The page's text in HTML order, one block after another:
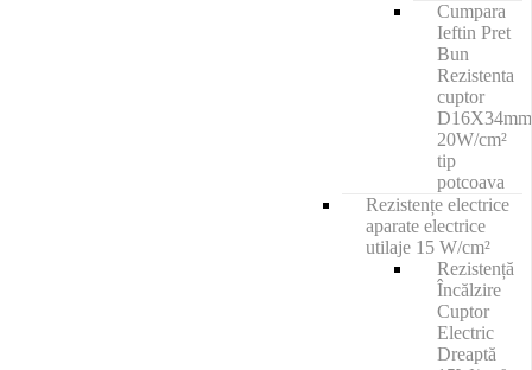
Cumpara
Ieftin Pret
Bun
Rezistenta
cuptor
D16X34mm
20W/cm²
tip
potcoava
Rezistențe electrice
aparate electrice
utilaje 15 W/cm²
Rezistență
Încălzire
Cuptor
Electric
Dreaptă